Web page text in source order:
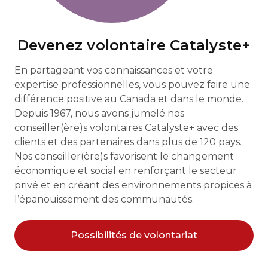
Devenez volontaire Catalyste+
En partageant vos connaissances et votre
expertise professionnelles, vous pouvez faire une
différence positive au Canada et dans le monde.
Depuis 1967, nous avons jumelé nos
conseiller(ère)s volontaires Catalyste+ avec des
clients et des partenaires dans plus de 120 pays.
Nos conseiller(ère)s favorisent le changement
économique et social en renforçant le secteur
privé et en créant des environnements propices à
l’épanouissement des communautés.
Possibilités de volontariat